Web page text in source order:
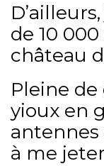
de 10
château
Pleine
yioux en
antennes
à me